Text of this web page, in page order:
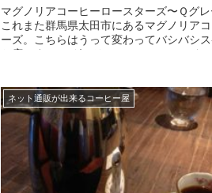
マグノリアコーヒーロースターズ〜Ｑグ
これまた群馬県太田市にあるマグノリア
ーズ。こちらはうって変わってバシバシ
お店です。 マグノリアコーヒーロースタ
ネット通販が出来るコーヒー屋